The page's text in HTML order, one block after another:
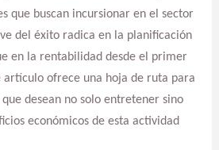
que buscan incursionar en el sector
del éxito radica en la planificación
en la rentabilidad desde el primer
artículo ofrece una hoja de ruta para
desean no solo entretener sino
económicos de esta actividad